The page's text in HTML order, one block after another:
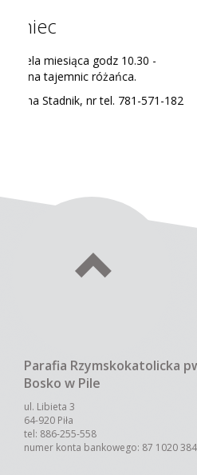
Krąg Biblijny
Owocem Misji Świętych,